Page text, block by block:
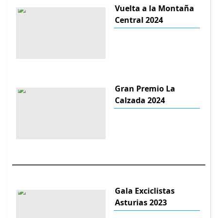
Vuelta a la Montaña
Central 2024
Gran Premio La
Calzada 2024
Gala Exciclistas
Asturias 2023